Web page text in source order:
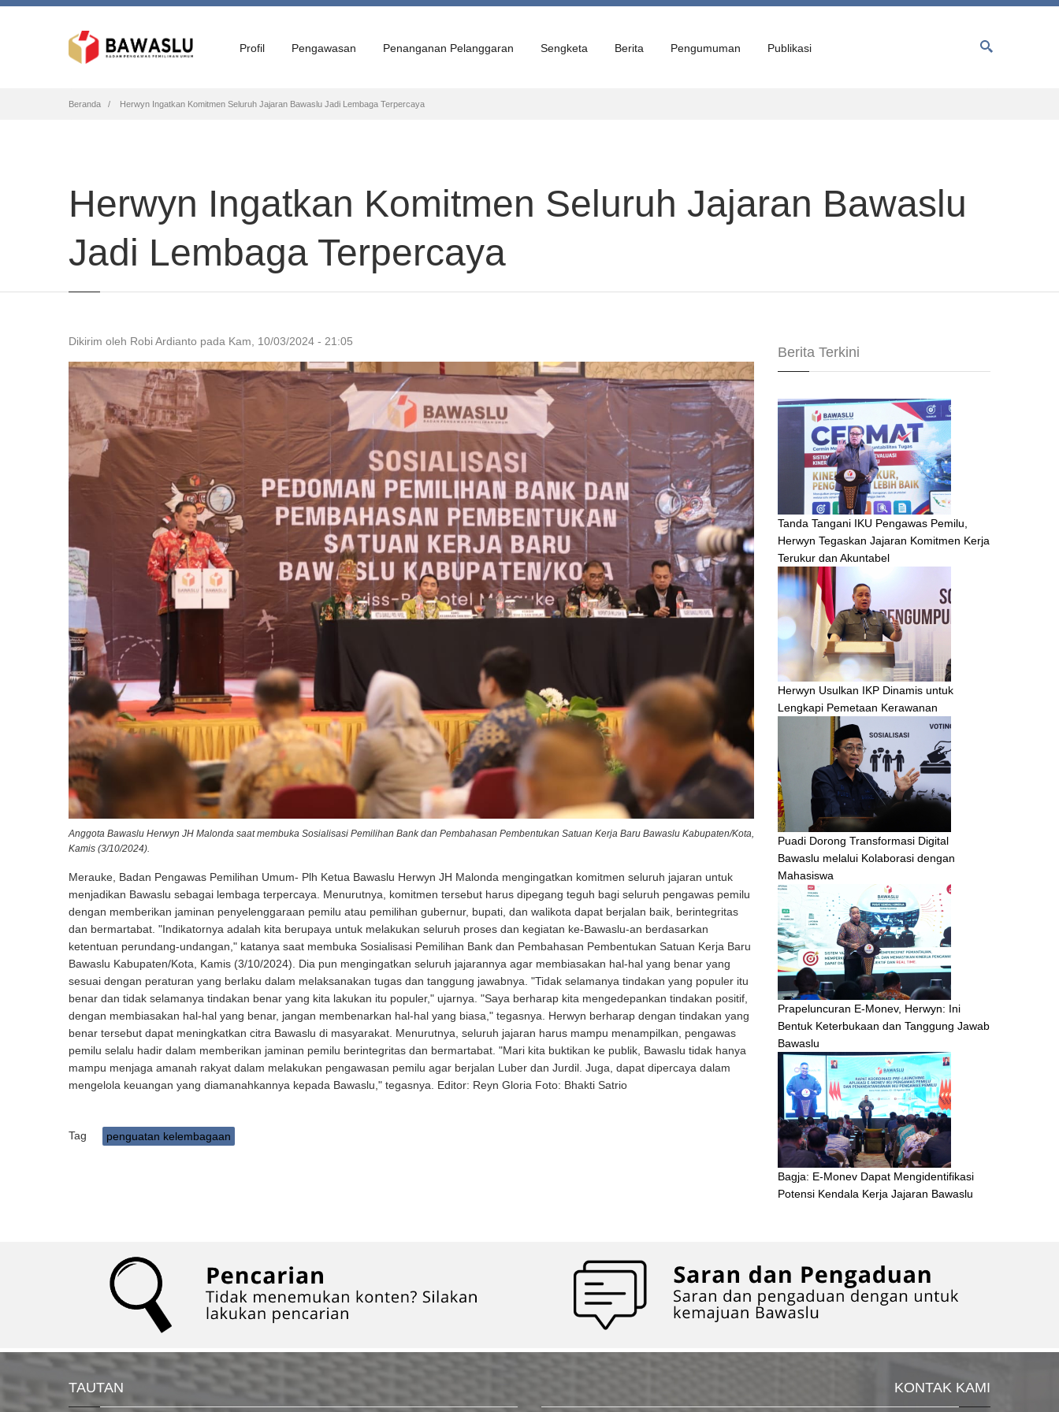
Profil Pengawasan Penanganan Pelanggaran Sengketa Berita Pengumuman Publikasi
Breadcrumb
Beranda Herwyn Ingatkan Komitmen Seluruh Jajaran Bawaslu Jadi Lembaga Terpercaya
Herwyn Ingatkan Komitmen Seluruh Jajaran Bawaslu
Jadi Lembaga Terpercaya
Dikirim oleh Robi Ardianto pada Kam, 10/03/2024 - 21:05
Anggota Bawaslu Herwyn JH Malonda saat membuka Sosialisasi Pemilihan Bank dan Pembahasan Pembentukan Satuan Kerja Baru Bawaslu Kabupaten/Kota,
Kamis (3/10/2024).
Merauke, Badan Pengawas Pemilihan Umum- Plh Ketua Bawaslu Herwyn JH Malonda mengingatkan komitmen seluruh jajaran untuk
menjadikan Bawaslu sebagai lembaga terpercaya. Menurutnya, komitmen tersebut harus dipegang teguh bagi seluruh pengawas pemilu
dengan memberikan jaminan penyelenggaraan pemilu atau pemilihan gubernur, bupati, dan walikota dapat berjalan baik, berintegritas
dan bermartabat. "Indikatornya adalah kita berupaya untuk melakukan seluruh proses dan kegiatan ke-Bawaslu-an berdasarkan
ketentuan perundang-undangan," katanya saat membuka Sosialisasi Pemilihan Bank dan Pembahasan Pembentukan Satuan Kerja Baru
Bawaslu Kabupaten/Kota, Kamis (3/10/2024). Dia pun mengingatkan seluruh jajarannya agar membiasakan hal-hal yang benar yang
sesuai dengan peraturan yang berlaku dalam melaksanakan tugas dan tanggung jawabnya. "Tidak selamanya tindakan yang populer itu
benar dan tidak selamanya tindakan benar yang kita lakukan itu populer," ujarnya. "Saya berharap kita mengedepankan tindakan positif,
dengan membiasakan hal-hal yang benar, jangan membenarkan hal-hal yang biasa," tegasnya. Herwyn berharap dengan tindakan yang
benar tersebut dapat meningkatkan citra Bawaslu di masyarakat. Menurutnya, seluruh jajaran harus mampu menampilkan, pengawas
pemilu selalu hadir dalam memberikan jaminan pemilu berintegritas dan bermartabat. "Mari kita buktikan ke publik, Bawaslu tidak hanya
mampu menjaga amanah rakyat dalam melakukan pengawasan pemilu agar berjalan Luber dan Jurdil. Juga, dapat dipercaya dalam
mengelola keuangan yang diamanahkannya kepada Bawaslu," tegasnya. Editor: Reyn Gloria Foto: Bhakti Satrio
Tag penguatan kelembagaan
Berita Terkini
Tanda Tangani IKU Pengawas Pemilu,
Herwyn Tegaskan Jajaran Komitmen Kerja
Terukur dan Akuntabel
Herwyn Usulkan IKP Dinamis untuk
Lengkapi Pemetaan Kerawanan
Puadi Dorong Transformasi Digital
Bawaslu melalui Kolaborasi dengan
Mahasiswa
Prapeluncuran E-Monev, Herwyn: Ini
Bentuk Keterbukaan dan Tanggung Jawab
Bawaslu
Bagja: E-Monev Dapat Mengidentifikasi
Potensi Kendala Kerja Jajaran Bawaslu
TAUTAN KONTAK KAMI